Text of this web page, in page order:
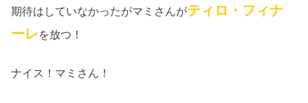
期待はしていなかったがマミさんがティロ・フィナ
ーレを放つ！
ナイス！マミさん！